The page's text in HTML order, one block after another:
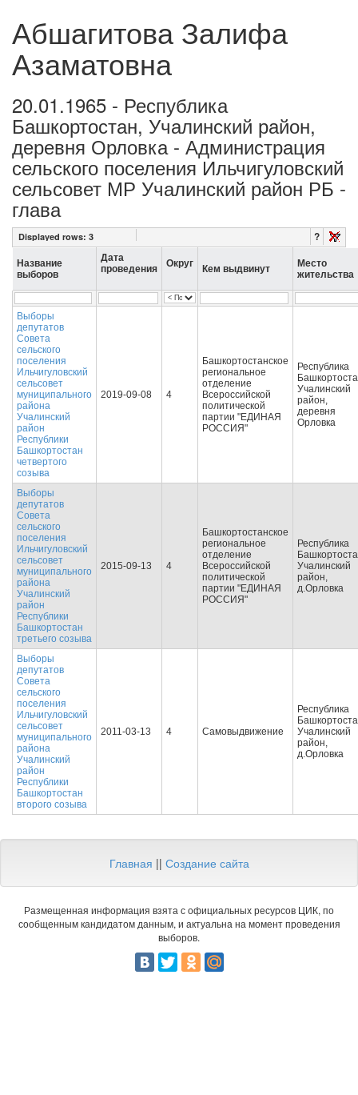
Абшагитова Залифа
Азаматовна
20.01.1965 - Республика
Башкортостан, Учалинский район,
деревня Орловка - Администрация
сельского поселения Ильчигуловский
сельсовет МР Учалинский район РБ -
глава
Displayed rows: 3 ?
Название
выборов
Дата
проведения
Округ Кем выдвинут
Место
жительства
Выборы
депутатов
Совета
сельского
поселения
Ильчигуловский
сельсовет
муниципального
района
Учалинский
район
Республики
Башкортостан
четвертого
созыва
2019-09-08 4
Башкортостанское
региональное
отделение
Всероссийской
политической
партии "ЕДИНАЯ
РОССИЯ"
Республика
Учалинский
район,
деревня
Орловка
Выборы
депутатов
Совета
сельского
поселения
Ильчигуловский
сельсовет
муниципального
района
Учалинский
район
Республики
Башкортостан
третьего созыва
2015-09-13 4
Башкортостанское
региональное
отделение
Всероссийской
политической
партии "ЕДИНАЯ
РОССИЯ"
Республика
Учалинский
район,
д.Орловка
Выборы
депутатов
Совета
сельского
поселения
Ильчигуловский
сельсовет
муниципального
района
Учалинский
район
Республики
Башкортостан
второго созыва
2011-03-13 4 Самовыдвижение
Республика
Учалинский
район,
д.Орловка
Главная || Создание сайта
Размещенная информация взята с официальных ресурсов ЦИК, по
сообщенным кандидатом данным, и актуальна на момент проведения
выборов.